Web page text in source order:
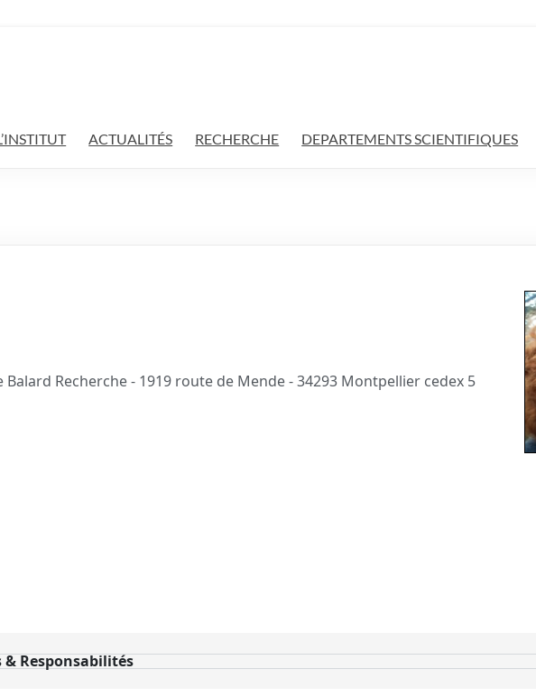
ACTUALITÉS RECHERCHE DEPARTEMENTS SCIENTIFIQUES
Balard Recherche - 1919 route de Mende - 34293 Montpellier cedex 5
Responsabilités